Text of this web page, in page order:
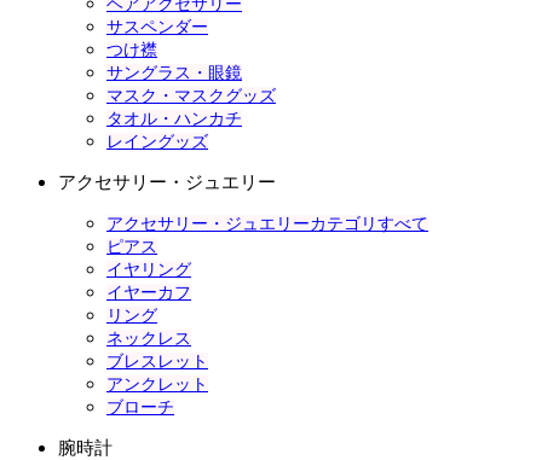
ヘアアクセサリー
サスペンダー
つけ襟
サングラス・眼鏡
マスク・マスクグッズ
タオル・ハンカチ
レイングッズ
アクセサリー・ジュエリー
アクセサリー・ジュエリーカテゴリすべて
ピアス
イヤリング
イヤーカフ
リング
ネックレス
ブレスレット
アンクレット
ブローチ
腕時計